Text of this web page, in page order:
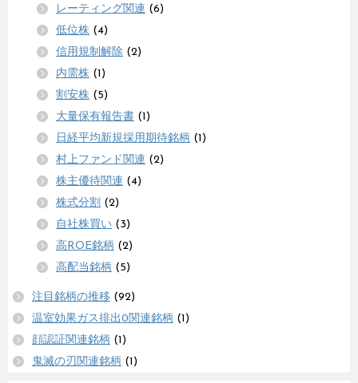
レーティング関連 (6)
低位株 (4)
信用規制解除 (2)
内需株 (1)
割安株 (5)
大量保有報告書 (1)
日経平均新規採用期待銘柄 (1)
村上ファンド関連 (2)
株主優待関連 (4)
株式分割 (2)
自社株買い (3)
高ROE銘柄 (2)
高配当銘柄 (5)
注目銘柄の推移 (92)
温室効果ガス排出0関連銘柄 (1)
顔認証関連銘柄 (1)
鬼滅の刃関連銘柄 (1)